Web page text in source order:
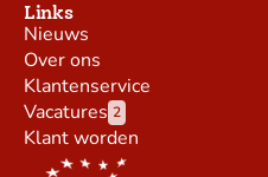
Links
Nieuws
Over ons
Klantenservice
Vacatures 2
Klant worden